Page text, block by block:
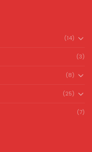
(14)
(3)
(8)
(25)
(7)